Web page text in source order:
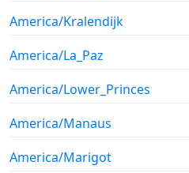
America/Kralendijk
America/La_Paz
America/Lower_Princes
America/Manaus
America/Marigot